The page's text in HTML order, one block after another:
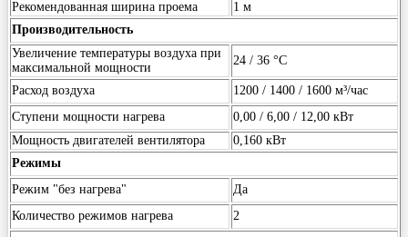
Рекомендованная ширина проема
1 м
Производительность
Увеличение температуры воздуха при
максимальной мощности
24 / 36 °С
Расход воздуха
1200 / 1400 / 1600 м³/час
Ступени мощности нагрева
0,00 / 6,00 / 12,00 кВт
Мощность двигателей вентилятора
0,160 кВт
Режимы
Режим "без нагрева"
Да
Количество режимов нагрева
2